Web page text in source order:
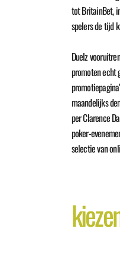
tot BritainBet,
spelers de tijd
Duelz
promoten echt
maandelijks
per Clarence
poker-
selectie van